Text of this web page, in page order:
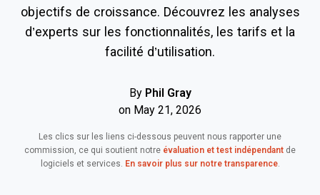
objectifs de croissance. Découvrez les analyses
d’experts sur les fonctionnalités, les tarifs et la
facilité d’utilisation.
By Phil Gray
on May 21, 2026
Les clics sur les liens ci-dessous peuvent nous rapporter une
commission, ce qui soutient notre évaluation et test indépendant de
logiciels et services. En savoir plus sur notre transparence.